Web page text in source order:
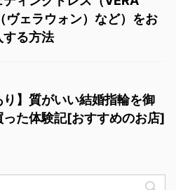
ヴェラウォン）など）をお
する方法
り】質がいい結婚指輪を御
った体験記[おすすめのお店]